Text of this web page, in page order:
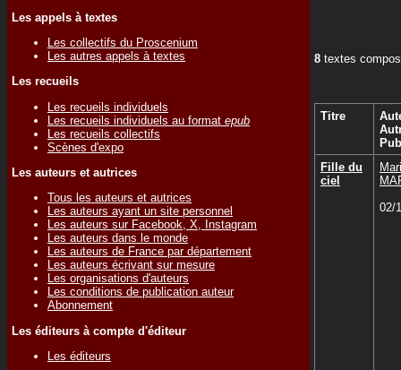
Les appels à textes
Les collectifs du Proscenium
Les autres appels à textes
Les recueils
Les recueils individuels
Les recueils individuels au format epub
Les recueils collectifs
Scènes d'expo
Les auteurs et autrices
Tous les auteurs et autrices
Les auteurs ayant un site personnel
Les auteurs sur Facebook, X, Instagram
Les auteurs dans le monde
Les auteurs de France par département
Les auteurs écrivant sur mesure
Les organisations d'auteurs
Les conditions de publication auteur
Abonnement
Les éditeurs à compte d'éditeur
Les éditeurs
8 textes
Titre
Fille du
ciel
02/